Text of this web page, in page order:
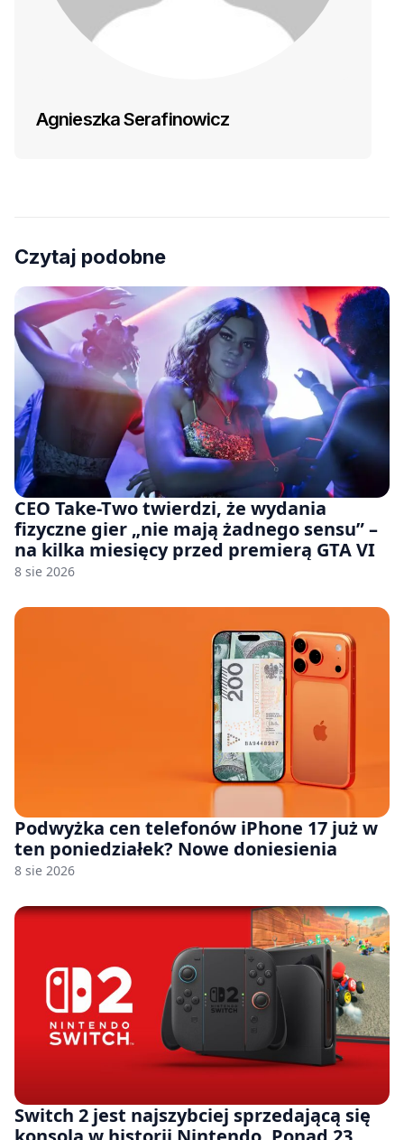
Agnieszka Serafinowicz
Czytaj podobne
CEO Take-Two twierdzi, że wydania
fizyczne gier „nie mają żadnego sensu” –
na kilka miesięcy przed premierą GTA VI
8 sie 2026
Podwyżka cen telefonów iPhone 17 już w
ten poniedziałek? Nowe doniesienia
8 sie 2026
Switch 2 jest najszybciej sprzedającą się